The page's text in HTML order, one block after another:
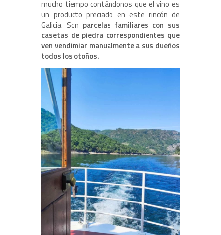
mucho tiempo contándonos que el vino es
un producto preciado en este rincón de
Galicia. Son parcelas familiares con sus
casetas de piedra correspondientes que
ven vendimiar manualmente a sus dueños
todos los otoños.